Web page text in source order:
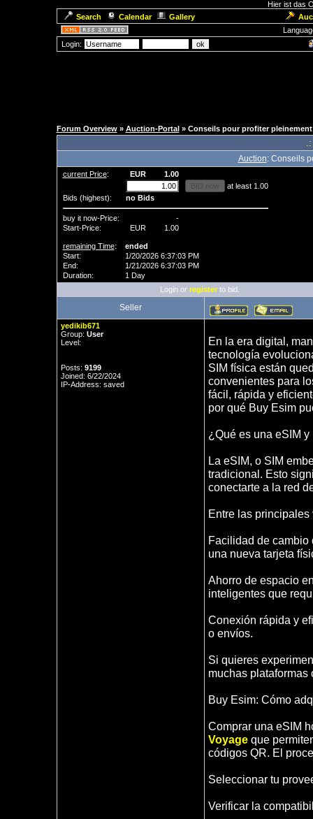
Hier ist das
Search
Calendar Gallery
Login:
Forum Overview» Auction-Portal» Conseils pour profiter pleinement
Auction: Conseils
current Price: EUR
1.00
at least 1.00
Bids (highest):
no Bids
buy it now-Price:
-
Start-Price:
EUR 1.00
remaining Time:
ended
Start:
1/20/2026 6:37:03 PM
End:
1/21/2026 6:37:03 PM
Duration:
1 Day
Login or registerto bid.
Seller
yedikib671
Group: User
Level:
Posts: 9199
Joined: 6/22/2024
IP-Address: saved
En la era digital,
tecnología
SIM física están
convenientes para
fácil, rápida y
por qué Buy Esim
¿Qué es una eSIM
La eSIM, o SIM
tradicional. Esto
conectarte a la red
Entre las
Facilidad de cambio
una nueva tarjeta
Ahorro de espacio
inteligentes que
Conexión rápida y
o envíos.
Si quieres
muchas
Buy Esim: Cómo
Comprar una eSIM
Voyageque
códigos QR. El
Seleccionar tu
Verificar la